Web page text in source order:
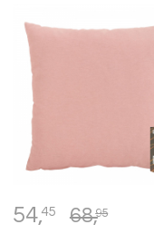
54,45 68,95